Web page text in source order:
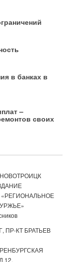
в банках в
–
своих
ПР-КТ БРАТЬЕВ